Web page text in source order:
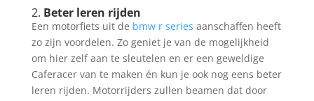
2. Beter leren rijden
Een motorfiets uit de bmw r series aanschaffen heeft
zo zijn voordelen. Zo geniet je van de mogelijkheid
om hier zelf aan te sleutelen en er een geweldige
Caferacer van te maken én kun je ook nog eens beter
leren rijden. Motorrijders zullen beamen dat door